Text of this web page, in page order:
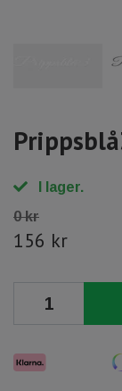
I lager.
0 kr
156 kr